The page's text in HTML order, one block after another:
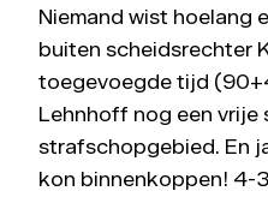
Niemand wist hoelang
buiten scheidsrechter
toegevoegde tijd
Lehnhoff nog een
strafschopgebied. En
kon binnenkoppen! 4-